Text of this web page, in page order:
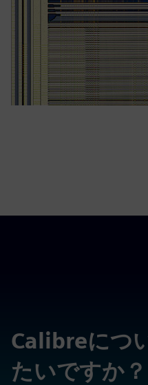
Calibreにつ
たいですか？